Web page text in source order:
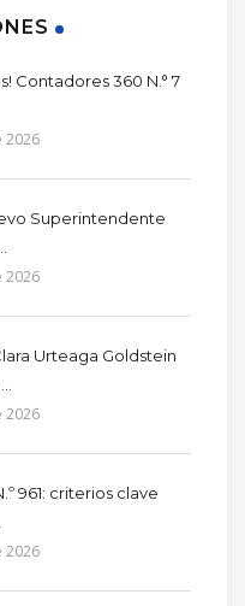
Contadores 360 N.° 7
2026
Superintendente
2026
Urteaga Goldstein
2026
961: criterios clave
2026